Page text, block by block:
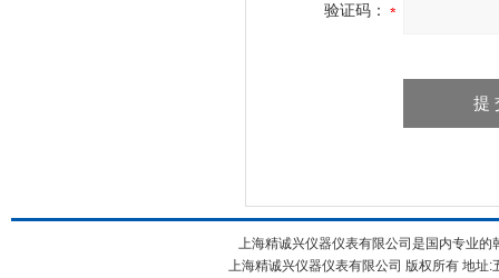
验证码：
上海精诚兴仪器仪表有限公司是国内专业
上海精诚兴仪器仪表有限公司 版权所有 地